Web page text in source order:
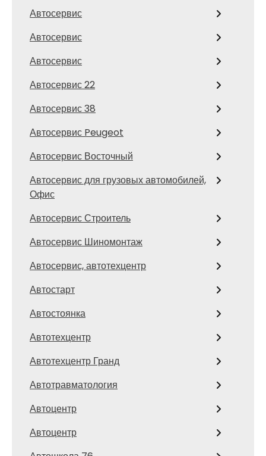
Автосервис
Автосервис
Автосервис
Автосервис 22
Автосервис 38
Автосервис Peugeot
Автосервис Восточный
Автосервис для грузовых автомобилей,
Офис
Автосервис Строитель
Автосервис Шиномонтаж
Автосервис, автотехцентр
Автостарт
Автостоянка
Автотехцентр
Автотехцентр Гранд
Автотравматология
Автоцентр
Автоцентр